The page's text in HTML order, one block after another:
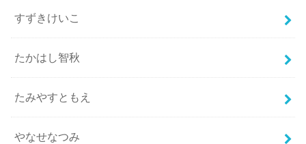
すずきけいこ
たかはし智秋
たみやすともえ
やなせなつみ